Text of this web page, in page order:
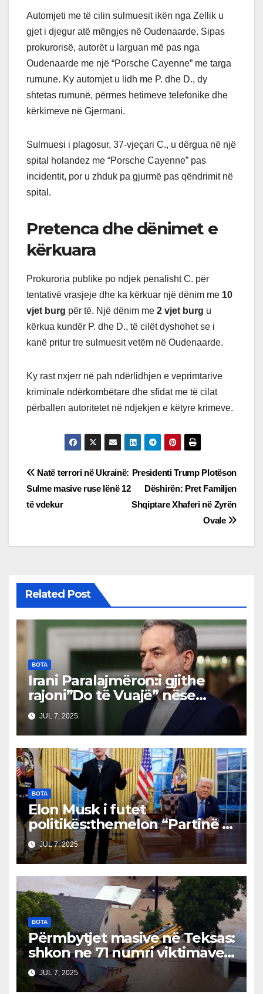
Automjeti me të cilin sulmuesit ikën nga Zellik u
gjet i djegur atë mëngjes në Oudenaarde. Sipas
prokurorisë, autorët u larguan më pas nga
Oudenaarde me një “Porsche Cayenne” me targa
rumune. Ky automjet u lidh me P. dhe D., dy
shtetas rumunë, përmes hetimeve telefonike dhe
kërkimeve në Gjermani.
Sulmuesi i plagosur, 37-vjeçari C., u dërgua në një
spital holandez me “Porsche Cayenne” pas
incidentit, por u zhduk pa gjurmë pas qëndrimit në
spital.
Pretenca dhe dënimet e
kërkuara
Prokuroria publike po ndjek penalisht C. për
tentativë vrasjeje dhe ka kërkuar një dënim me 10
vjet burg për të. Një dënim me 2 vjet burg u
kërkua kundër P. dhe D., të cilët dyshohet se i
kanë pritur tre sulmuesit vetëm në Oudenaarde.
Ky rast nxjerr në pah ndërlidhjen e veprimtarive
kriminale ndërkombëtare dhe sfidat me të cilat
përballen autoritetet në ndjekjen e këtyre krimeve.
Post
navigation
Presidenti Trump Plotëson
Dëshirën: Pret Familjen
Shqiptare Xhaferi në Zyrën
Ovale
Natë terrori në Ukrainë:
Sulme masive ruse lënë 12
të vdekur
Related Post
BOTA
Irani Paralajmëron:i gjithe
rajoni”Do të Vuajë” nëse
Izraeli Nuk Mbahet
Përgjegjës
JUL 7, 2025
BOTA
Elon Musk i futet
politikës:themelon “Partinë e
Amerikës”Bordet drejtuese
dhe tregjet financiare të
shqetësuara
JUL 7, 2025
BOTA
Përmbytjet masive në Teksas:
shkon ne 71 numri viktimave…
JUL 7, 2025